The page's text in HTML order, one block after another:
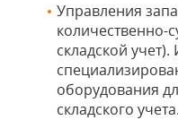
Управления
складской
оборудования
складского учета.